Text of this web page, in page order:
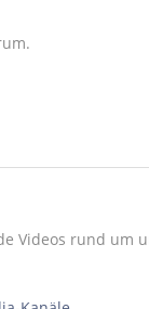
Videos rund um